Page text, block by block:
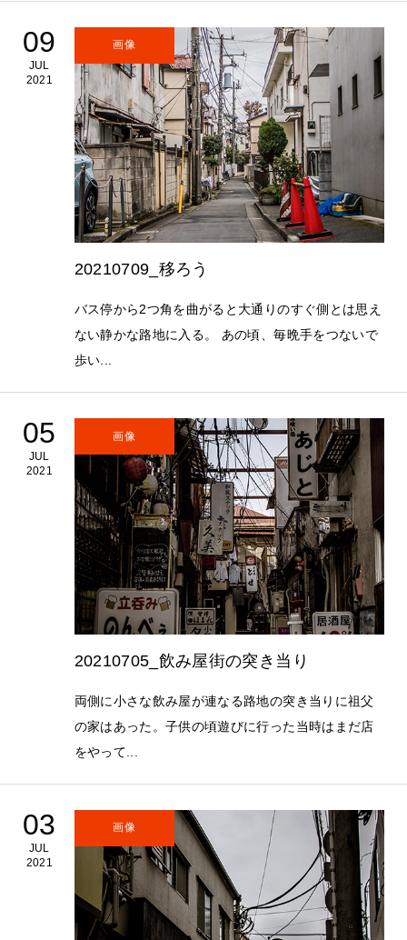
09
JUL
2021
画像
20210709_移ろう
バス停から2つ角を曲がると大通りのすぐ側とは思え
ない静かな路地に入る。 あの頃、毎晩手をつないで
歩い...
05
JUL
2021
画像
20210705_飲み屋街の突き当り
両側に小さな飲み屋が連なる路地の突き当りに祖父
の家はあった。子供の頃遊びに行った当時はまだ店
をやって...
03
JUL
2021
画像